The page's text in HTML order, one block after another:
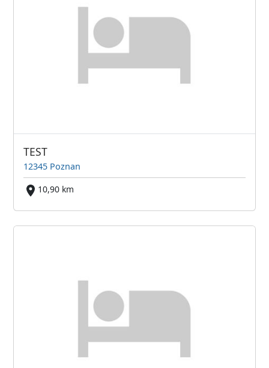
TEST
12345 Poznan
10,90 km